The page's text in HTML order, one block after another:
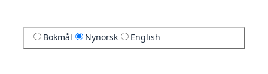
Bokmål Nynorsk English